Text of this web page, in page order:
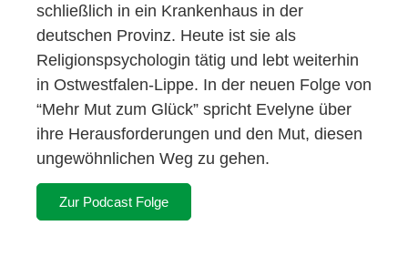
schließlich in ein Krankenhaus in der
deutschen Provinz. Heute ist sie als
Religionspsychologin tätig und lebt weiterhin
in Ostwestfalen-Lippe. In der neuen Folge von
“Mehr Mut zum Glück” spricht Evelyne über
ihre Herausforderungen und den Mut, diesen
ungewöhnlichen Weg zu gehen.
Zur Podcast Folge